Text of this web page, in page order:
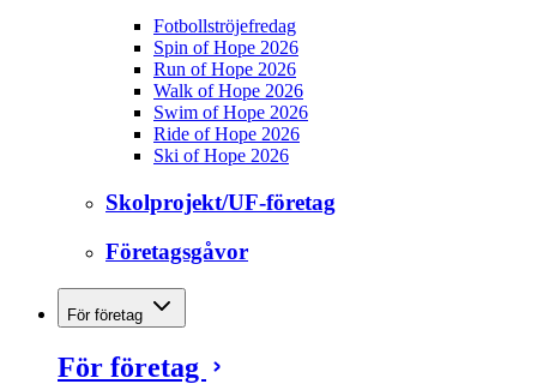
Fotbollströjefredag
Spin of Hope 2026
Run of Hope 2026
Walk of Hope 2026
Swim of Hope 2026
Ride of Hope 2026
Ski of Hope 2026
Skolprojekt/UF-företag
Företagsgåvor
För företag
För företag